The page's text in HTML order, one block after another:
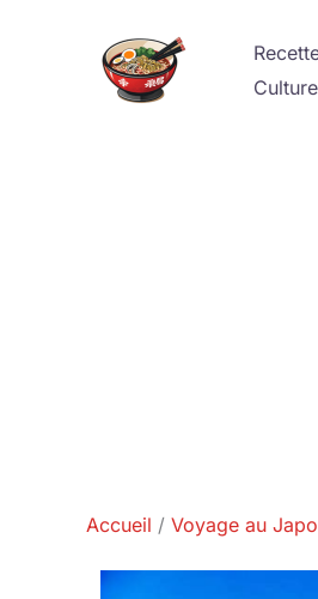
Accueil Voyage au